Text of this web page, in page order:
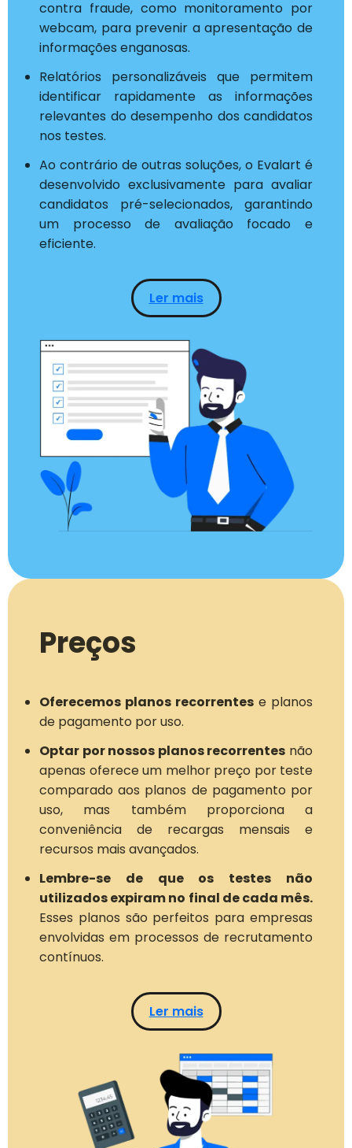
contra fraude, como monitoramento por
webcam, para prevenir a apresentação de
informações enganosas.
Relatórios personalizáveis que permitem
identificar rapidamente as informações
relevantes do desempenho dos candidatos
nos testes.
Ao contrário de outras soluções, o Evalart é
desenvolvido exclusivamente para avaliar
candidatos pré-selecionados, garantindo
um processo de avaliação focado e
eficiente.
Ler mais
Preços
Oferecemos planos recorrentes e planos
de pagamento por uso.
Optar por nossos planos recorrentes não
apenas oferece um melhor preço por teste
comparado aos planos de pagamento por
uso, mas também proporciona a
conveniência de recargas mensais e
recursos mais avançados.
Lembre-se de que os testes não
utilizados expiram no final de cada mês.
Esses planos são perfeitos para empresas
envolvidas em processos de recrutamento
contínuos.
Ler mais